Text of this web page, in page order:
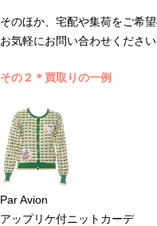
そのほか、宅配や集荷をご希
お気軽にお問い合わせください
その２＊買取りの一例
Par Avion
アップリケ付ニットカーデ